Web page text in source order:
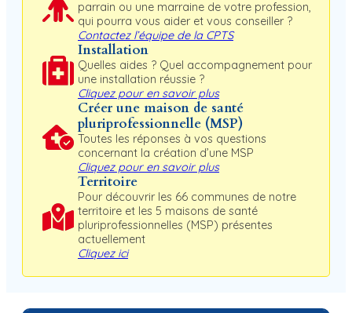
parrain ou une marraine de votre profession,
qui pourra vous aider et vous conseiller ?
Contactez l’équipe de la CPTS
Installation
Quelles aides ? Quel accompagnement pour
une installation réussie ?
Cliquez pour en savoir plus
Créer une maison de santé
pluriprofessionnelle (MSP)
Toutes les réponses à vos questions
concernant la création d’une MSP
Cliquez pour en savoir plus
Territoire
Pour découvrir les 66 communes de notre
territoire et les 5 maisons de santé
pluriprofessionnelles (MSP) présentes
actuellement
Cliquez ici